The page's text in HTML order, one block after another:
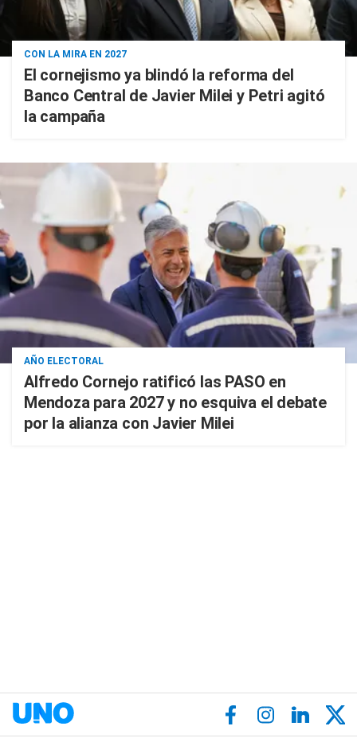
CON LA MIRA EN 2027
El cornejismo ya blindó la reforma del
Banco Central de Javier Milei y Petri agitó
la campaña
AÑO ELECTORAL
Alfredo Cornejo ratificó las PASO en
Mendoza para 2027 y no esquiva el debate
por la alianza con Javier Milei